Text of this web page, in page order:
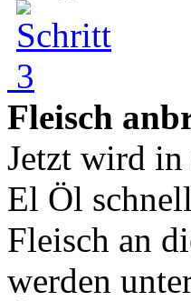
Fleisch
Jetzt wird in
El Öl
Fleisch an
werden